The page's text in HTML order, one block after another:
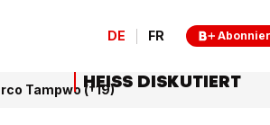
DE FR
Tampwo (†19)HEISS DISKUTIERT